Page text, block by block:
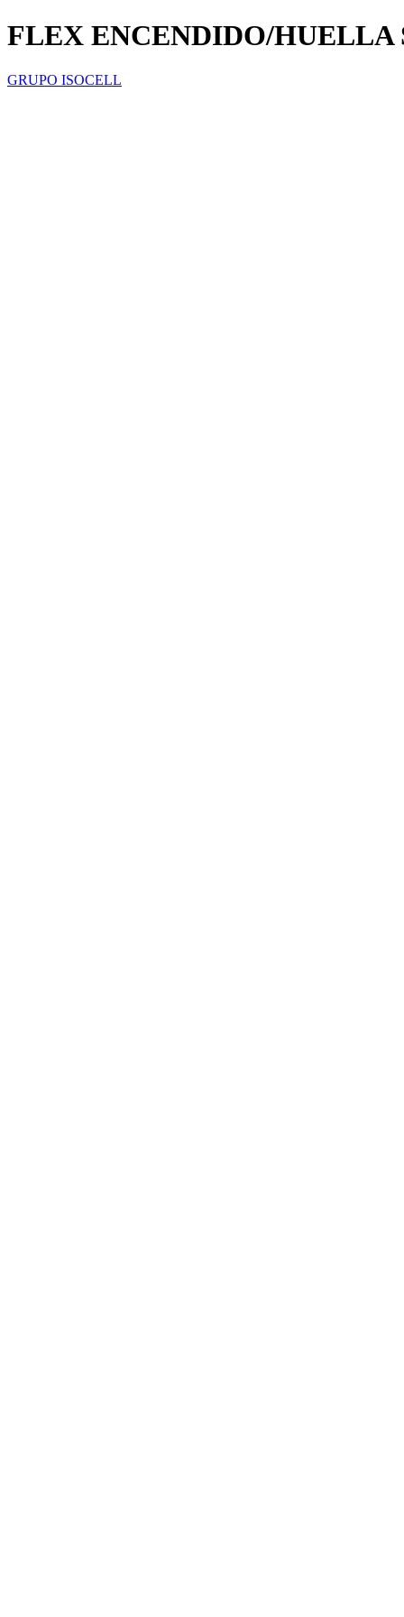
FLEX ENCENDIDO/HUELLA
GRUPO ISOCELL